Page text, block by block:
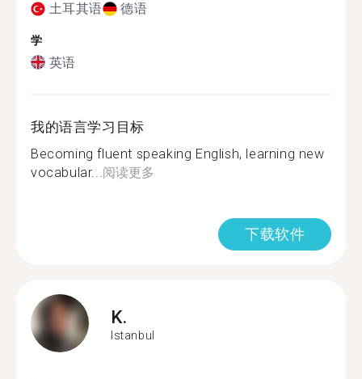
土耳其语 德语
学
英语
我的语言学习目标
Becoming fluent speaking English, learning new
vocabular... 阅读更多
下载软件
K.
Istanbul